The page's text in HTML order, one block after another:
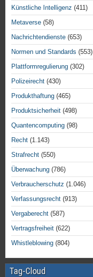
Künstliche Intelligenz (411)
Metaverse (58)
Nachrichtendienste (653)
Normen und Standards (553)
Plattformregulierung (302)
Polizeirecht (430)
Produkthaftung (465)
Produktsicherheit (498)
Quantencomputing (98)
Recht (1.143)
Strafrecht (550)
Überwachung (786)
Verbraucherschutz (1.046)
Verfassungsrecht (913)
Vergaberecht (587)
Vertragsfreiheit (622)
Whistleblowing (804)
Tag-Cloud